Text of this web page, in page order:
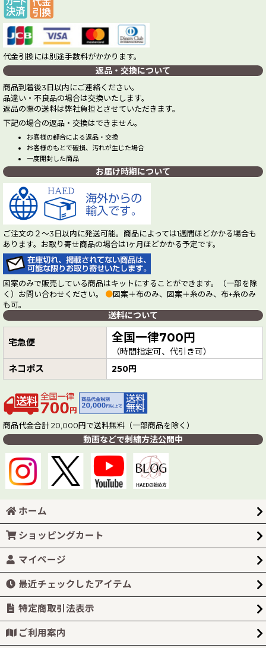
代金引換には別途手数料がかかります。
返品・交換について
商品到着後3日以内にご連絡ください。
品違い・不良品の場合は交換いたします。
返品の際の送料は弊社負担とさせていただきます。
下記の場合の返品・交換はできません。
お客様の都合による返品・交換
お客様のもとで破損、汚れが生じた場合
一度開封した商品
お届け時期について
ご注文の２～3日以内に発送可能。商品によっては1週間ほどかかる場合も
あります。お取り寄せ商品の場合は1ヶ月ほどかかる予定です。
図案のみで販売している商品はキットにすることができます。（一部を除
く）お問い合わせください。 ●図案＋布のみ、図案＋糸のみ、布+糸のみ
も可。
送料について
宅急便 全国一律700円
（時間指定可、代引き可）
ネコポス 250円
商品代金合計 20,000円で送料無料（一部商品を除く）
動画などで刺繍方法公開中
ホーム
ショッピングカート
マイページ
最近チェックしたアイテム
特定商取引法表示
ご利用案内